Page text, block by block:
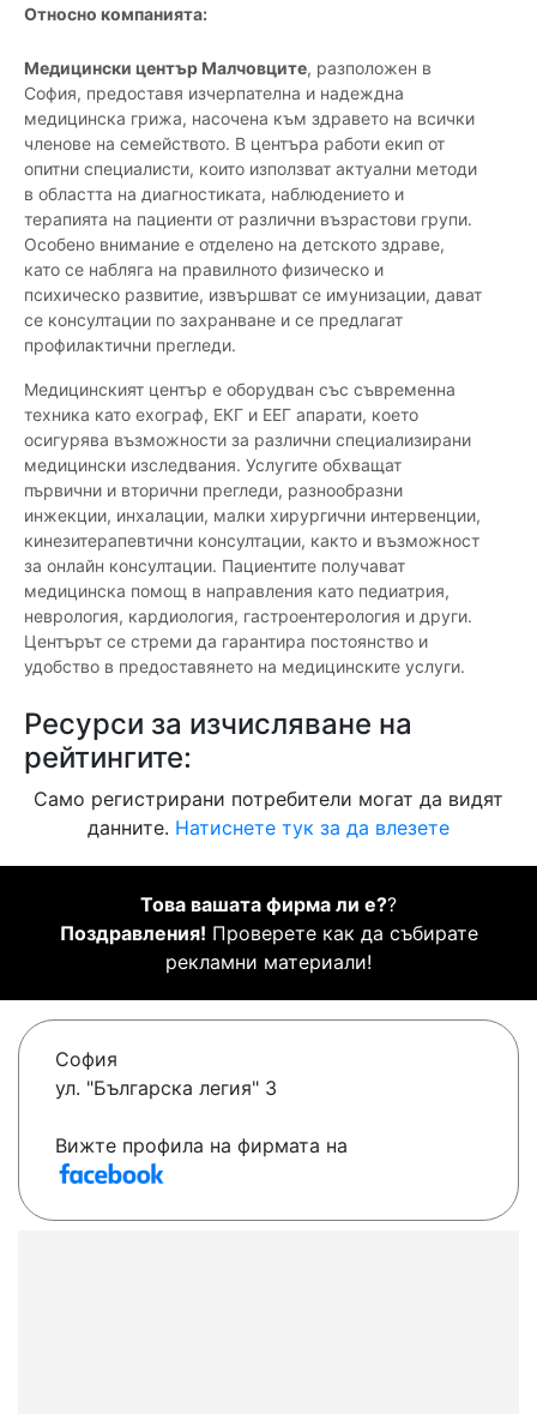
Относно компанията:
Медицински център Малчовците, разположен в
София, предоставя изчерпателна и надеждна
медицинска грижа, насочена към здравето на всички
членове на семейството. В центъра работи екип от
опитни специалисти, които използват актуални методи
в областта на диагностиката, наблюдението и
терапията на пациенти от различни възрастови групи.
Особено внимание е отделено на детското здраве,
като се набляга на правилното физическо и
психическо развитие, извършват се имунизации, дават
се консултации по захранване и се предлагат
профилактични прегледи.
Медицинският център е оборудван със съвременна
техника като ехограф, ЕКГ и ЕЕГ апарати, което
осигурява възможности за различни специализирани
медицински изследвания. Услугите обхващат
първични и вторични прегледи, разнообразни
инжекции, инхалации, малки хирургични интервенции,
кинезитерапевтични консултации, както и възможност
за онлайн консултации. Пациентите получават
медицинска помощ в направления като педиатрия,
неврология, кардиология, гастроентерология и други.
Центърът се стреми да гарантира постоянство и
удобство в предоставянето на медицинските услуги.
Ресурси за изчисляване на
рейтингите:
Само регистрирани потребители могат да видят
данните. Натиснете тук за да влезете
Това вашата фирма ли е??
Поздравления! Проверете как да събирате
рекламни материали!
София
ул. "Българска легия" 3
Вижте профила на фирмата на